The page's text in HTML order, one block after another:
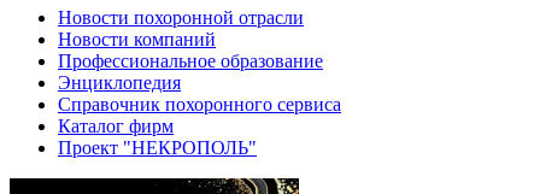
Новости похоронной отрасли
Новости компаний
Профессиональное образование
Энциклопедия
Справочник похоронного сервиса
Каталог фирм
Проект "НЕКРОПОЛЬ"